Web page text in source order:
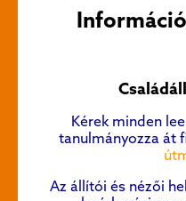
Kérek minden
tanulmányozza át
Az állítói és nézői